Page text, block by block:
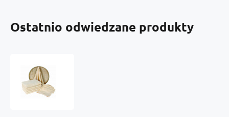
Ostatnio odwiedzane produkty